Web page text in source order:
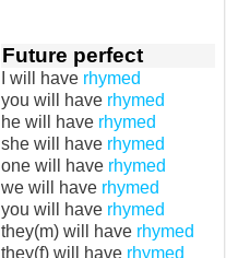
Future perfect
I will have rhymed
you will have rhymed
he will have rhymed
she will have rhymed
one will have rhymed
we will have rhymed
you will have rhymed
they(m) will have rhymed
they(f) will have rhymed